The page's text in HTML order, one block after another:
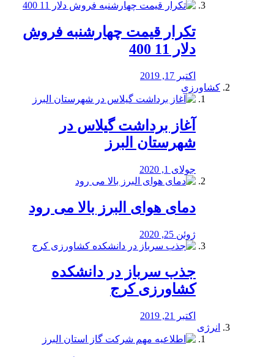
تکرار قیمت چهارشنبه فروش
دلار 11 400
اکتبر 17, 2019
کشاورزی
آغاز برداشت گیلاس در
شهرستان البرز
جولای 1, 2020
دمای هوای البرز بالا می رود
ژوئن 25, 2020
جذب سرباز در دانشکده
کشاورزی کرج
اکتبر 21, 2019
انرژی